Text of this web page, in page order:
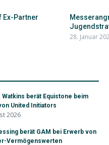
Ex-Partner
28. Januar
Watkins berät Equistone beim
United Initiators
2026
berät GAM bei Erwerb von
Vermögenswerten